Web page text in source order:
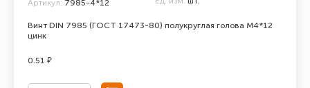
Винт DIN 7985 (ГОСТ 17473-80) полукруглая голова М4*12
цинк
Артикул: 7985-4*12
0.51 ₽